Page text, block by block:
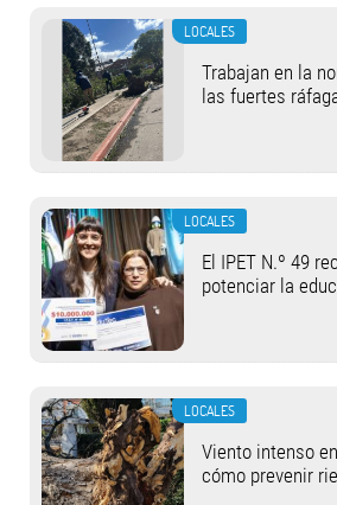
LOCALES
Trabajan en la
las fuertes
LOCALES
El IPET N.º 49
potenciar la
LOCALES
Viento intenso
cómo prevenir